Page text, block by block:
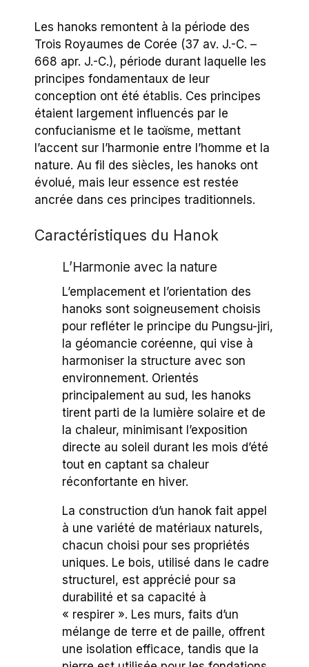
Les hanoks remontent à la période des
Trois Royaumes de Corée (37 av. J.-C. –
668 apr. J.-C.), période durant laquelle les
principes fondamentaux de leur
conception ont été établis. Ces principes
étaient largement influencés par le
confucianisme et le taoïsme, mettant
l’accent sur l’harmonie entre l’homme et la
nature. Au fil des siècles, les hanoks ont
évolué, mais leur essence est restée
ancrée dans ces principes traditionnels.
Caractéristiques du Hanok
L’Harmonie avec la nature
L’emplacement et l’orientation des
hanoks sont soigneusement choisis
pour refléter le principe du Pungsu-jiri,
la géomancie coréenne, qui vise à
harmoniser la structure avec son
environnement. Orientés
principalement au sud, les hanoks
tirent parti de la lumière solaire et de
la chaleur, minimisant l’exposition
directe au soleil durant les mois d’été
tout en captant sa chaleur
réconfortante en hiver.
La construction d’un hanok fait appel
à une variété de matériaux naturels,
chacun choisi pour ses propriétés
uniques. Le bois, utilisé dans le cadre
structurel, est apprécié pour sa
durabilité et sa capacité à
« respirer ». Les murs, faits d’un
mélange de terre et de paille, offrent
une isolation efficace, tandis que la